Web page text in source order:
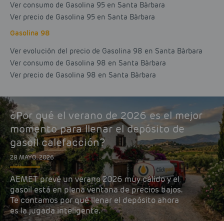
Ver consumo de Gasolina 95 en Santa Bàrbara
Ver precio de Gasolina 95 en Santa Bàrbara
Gasolina 98
Ver evolución del precio de Gasolina 98 en Santa Bàrbara
Ver consumo de Gasolina 98 en Santa Bàrbara
Ver precio de Gasolina 98 en Santa Bàrbara
¿Por qué el verano de 2026 es el mejor
momento para llenar el depósito de
gasoil calefacción?
28 MAYO, 2026
AEMET prevé un verano 2026 muy cálido y el
gasoil está en plena ventana de precios bajos.
Te contamos por qué llenar el depósito ahora
es la jugada inteligente.